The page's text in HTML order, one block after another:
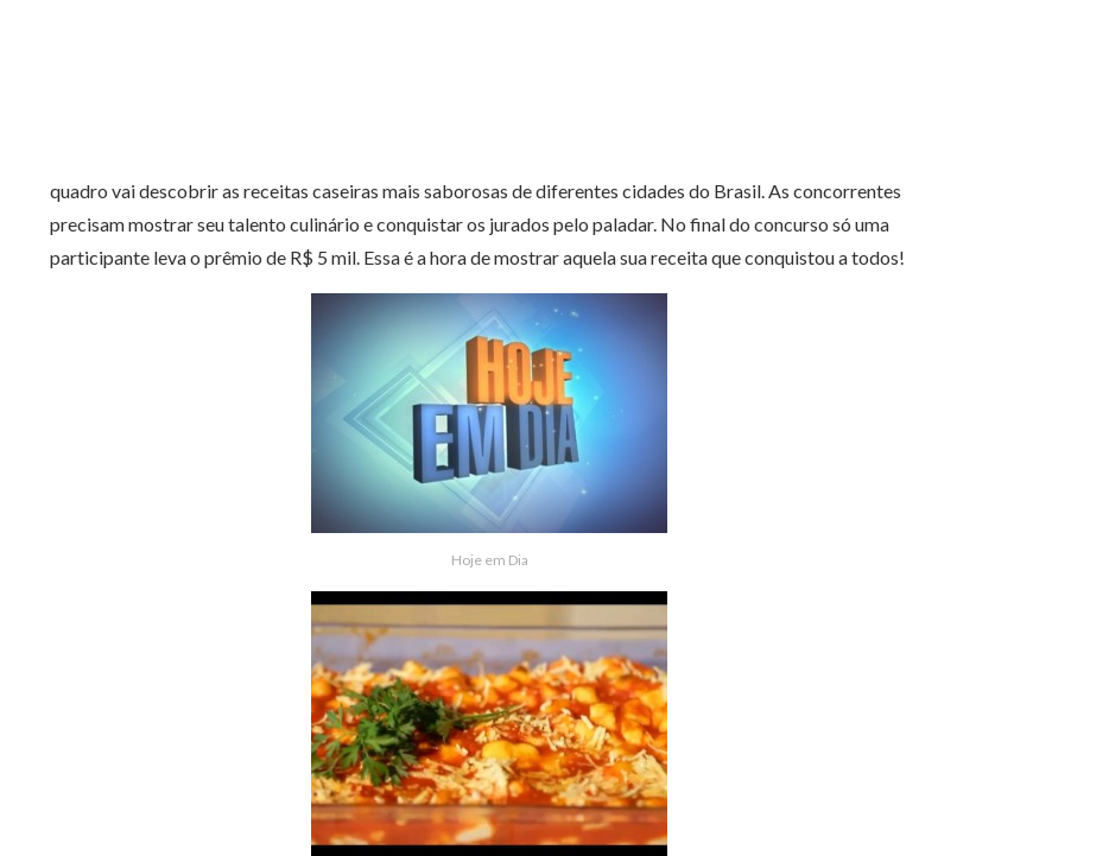
quadro vai descobrir as receitas caseiras mais saborosas de diferentes cidades do Brasil. As concorrentes
precisam mostrar seu talento culinário e conquistar os jurados pelo paladar. No final do concurso só uma
participante leva o prêmio de R$ 5 mil. Essa é a hora de mostrar aquela sua receita que conquistou a todos!
Hoje em Dia